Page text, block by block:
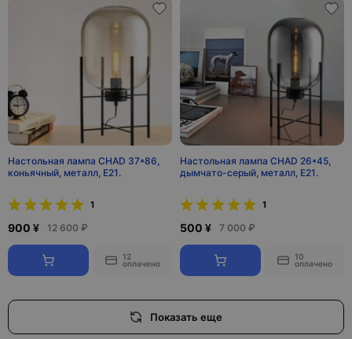
Настольная лампа CHAD 37*86,
коньячный, металл, Е21.
1
900 ¥ 12 600 ₽
12
оплачено
Настольная лампа CHAD 26*45,
дымчато-серый, металл, Е21.
1
500 ¥ 7 000 ₽
10
оплачено
Показать еще